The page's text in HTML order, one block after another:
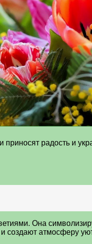
радость и
Она
создают атмосферу